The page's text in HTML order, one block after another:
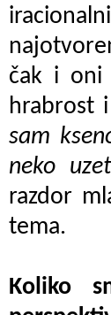
čak i oni
hrabrost
sam
neko
razdor
tema.
Koliko